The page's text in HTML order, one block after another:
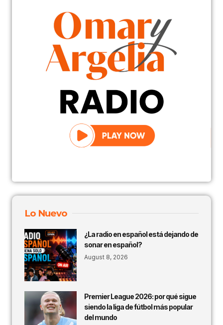
Lo Nuevo
¿La radio en español está dejando de
sonar en español?
August 8, 2026
Premier League 2026: por qué sigue
siendo la liga de fútbol más popular
del mundo